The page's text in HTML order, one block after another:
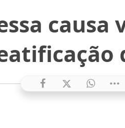
causa